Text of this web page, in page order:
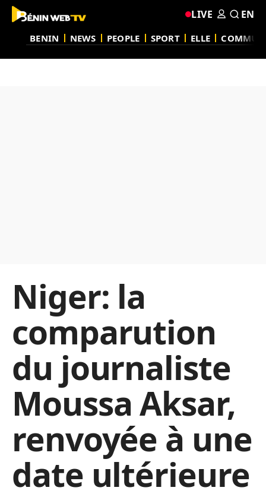
BENIN NEWS PEOPLE SPORT ELLE
LIVE EN
Niger: la
comparution
du journaliste
Moussa Aksar,
renvoyée à une
date ultérieure